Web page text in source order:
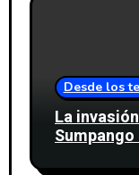
Desde los
La
Sumpango